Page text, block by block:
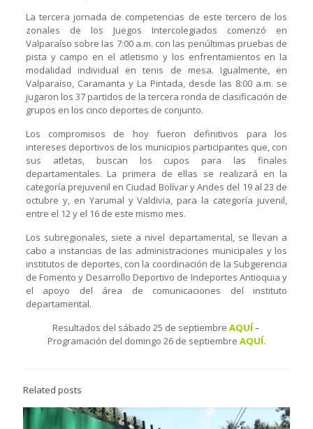
La tercera jornada de competencias de este tercero de los
zonales de los Juegos Intercolegiados comenzó en
Valparaíso sobre las 7:00 a.m. con las penúltimas pruebas de
pista y campo en el atletismo y los enfrentamientos en la
modalidad individual en tenis de mesa. Igualmente, en
Valparaíso, Caramanta y La Pintada, desde las 8:00 a.m. se
jugaron los 37 partidos de la tercera ronda de clasificación de
grupos en los cinco deportes de conjunto.
Los compromisos de hoy fueron definitivos para los
intereses deportivos de los municipios participantes que, con
sus atletas, buscan los cupos para las finales
departamentales. La primera de ellas se realizará en la
categoría prejuvenil en Ciudad Bolívar y Andes del 19 al 23 de
octubre y, en Yarumal y Valdivia, para la categoría juvenil,
entre el 12 y el 16 de este mismo mes.
Los subregionales, siete a nivel departamental, se llevan a
cabo a instancias de las administraciones municipales y los
institutos de deportes, con la coordinación de la Subgerencia
de Fomento y Desarrollo Deportivo de Indeportes Antioquia y
el apoyo del área de comunicaciones del instituto
departamental.
Resultados del sábado 25 de septiembreAQUÍ–
Programación del domingo 26 de septiembre AQUÍ.
Related posts